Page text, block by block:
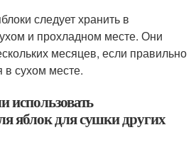
следует хранить в
и прохладном месте. Они
месяцев, если правильно
в сухом месте.
яблок для сушки других